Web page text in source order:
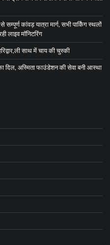
कांवड़ यात्रा मार्ग, सभी पार्किंग स्थलों
लाइव मॉनिटरिंग
साथ में चाय की चुस्की
दिल, अस्मिता फाउंडेशन की सेवा बनी आस्था